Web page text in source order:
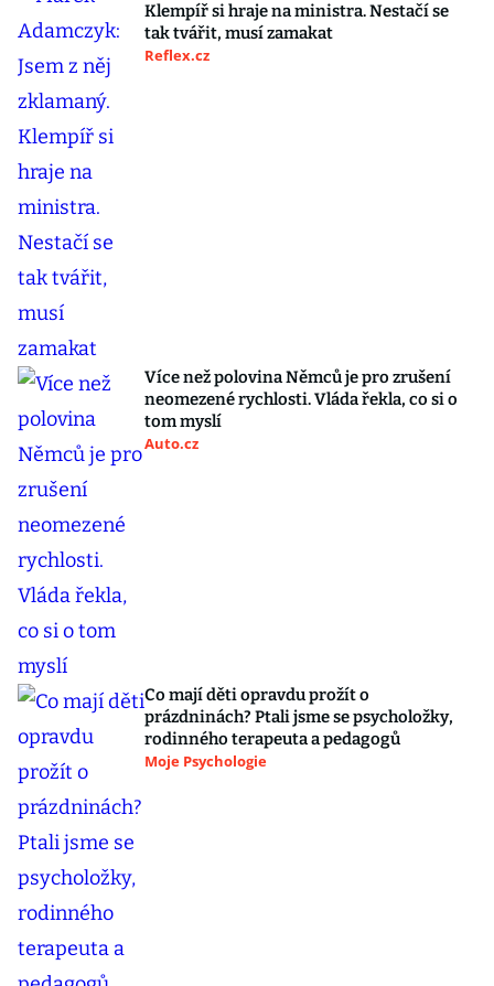
Klempíř si hraje na ministra. Nestačí se
tak tvářit, musí zamakat
Reflex.cz
Více než polovina Němců je pro zrušení
neomezené rychlosti. Vláda řekla, co si o
tom myslí
Auto.cz
Co mají děti opravdu prožít o
prázdninách? Ptali jsme se psycholožky,
rodinného terapeuta a pedagogů
Moje Psychologie